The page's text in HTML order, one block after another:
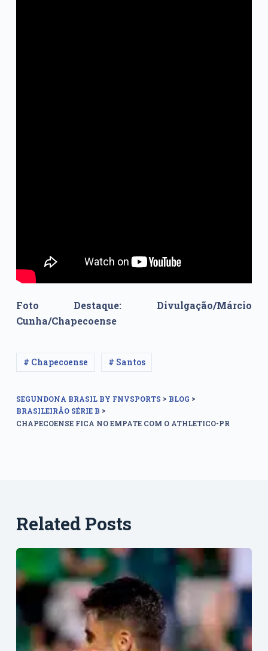
Foto Destaque: Divulgação/Márcio
Cunha/Chapecoense
# Chapecoense # Santos
SEGUNDONA BRASIL BY FNVSPORTS > BLOG >
BRASILEIRÃO SÉRIE B >
CHAPECOENSE FICA NO EMPATE COM O ATHLETICO-PR
Related Posts